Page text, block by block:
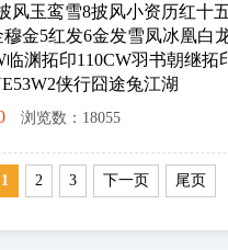
风玉鸾雪8披风小资历红十
金5红发6金发雪凤冰凰白
临渊拓印110CW羽书朝继拓
侠行囧途兔江湖
浏览数：18055
1 2 3 下一页 尾页